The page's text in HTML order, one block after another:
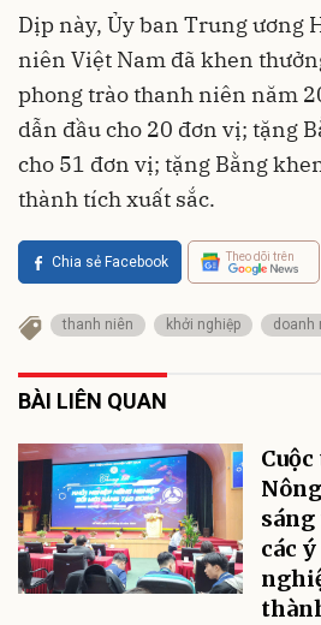
Dịp này, Ủy ban Trung ương
niên Việt Nam đã khen
phong trào thanh niên năm
dẫn đầu cho 20 đơn vị; tặng
cho 51 đơn vị; tặng Bằng
thành tích xuất sắc.
Chia sẻ Facebook Theo dõi trên
thanh niên khởi nghiệp doanh
BÀI LIÊN QUAN
sáng
các